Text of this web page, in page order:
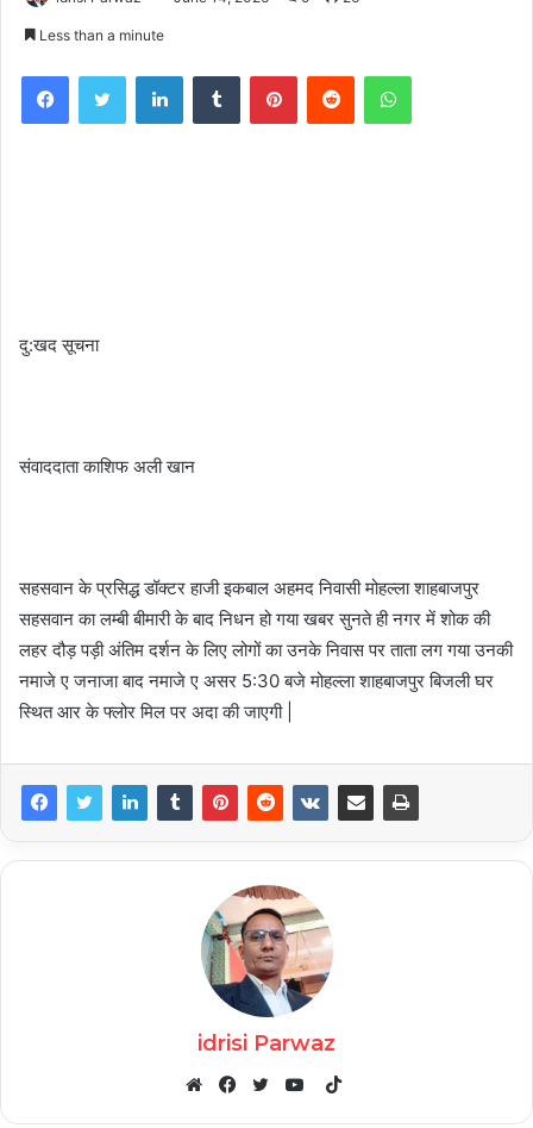
Less than a minute
FacebookTwitter LinkedInTumblr PinterestReddit WhatsApp
दु:खद सूचना
संवाददाता काशिफ अली खान
सहसवान के प्रसिद्ध डॉक्टर हाजी इकबाल अहमद निवासी मोहल्ला शाहबाजपुर
सहसवान का लम्बी बीमारी के बाद निधन हो गया खबर सुनते ही नगर में शोक की
लहर दौड़ पड़ी अंतिम दर्शन के लिए लोगों का उनके निवास पर ताता लग गया उनकी
नमाजे ए जनाजा बाद नमाजे ए असर 5:30 बजे मोहल्ला शाहबाजपुर बिजली घर
स्थित आर के फ्लोर मिल पर अदा की जाएगी |
idrisi Parwaz
TikTok